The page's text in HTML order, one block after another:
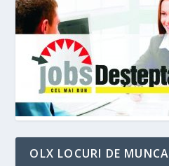
OLX LOCURI DE MUNCA